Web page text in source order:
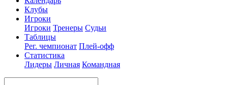
Клубы
Игроки
Игроки Тренеры Судьи
Таблицы
Рег. чемпионат Плей-офф
Статистика
Лидеры Личная Командная